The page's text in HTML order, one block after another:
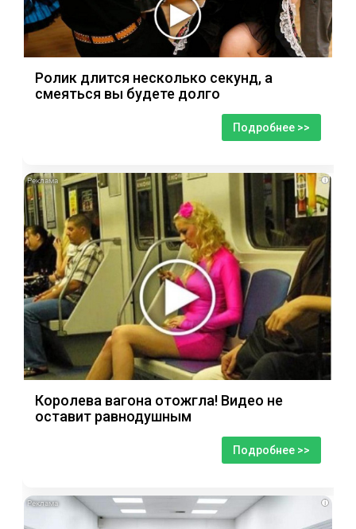
Ролик длится несколько секунд, а
смеяться вы будете долго
Подробнее >>
i
Королева вагона отожгла! Видео не
оставит равнодушным
Подробнее >>
i